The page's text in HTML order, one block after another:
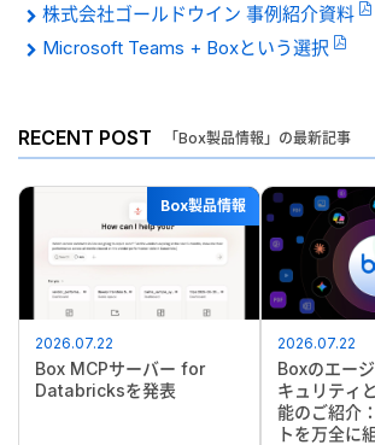
株式会社ゴールドウイン 事例紹介資料
Microsoft Teams + Boxという選択
RECENT POST 「Box製品情報」の最新記事
Box製品情報
2026.07.22
Box MCPサーバー for
Databricksを発表
2026.07.22
Boxのエー
キュリティ
能のご紹介
トを万全に